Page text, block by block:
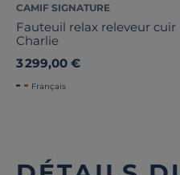
CAMIF SIGNATURE
Fauteuil relax releveur cuir
Charlie
3 299,00 €
Français